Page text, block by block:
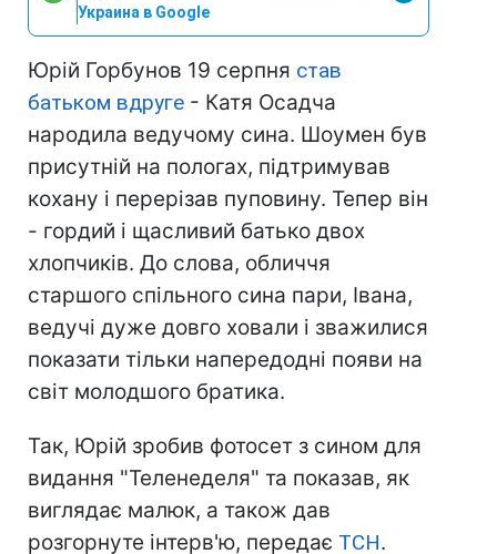
Украина в Google
Юрій Горбунов 19 серпня став
батьком вдруге - Катя Осадча
народила ведучому сина. Шоумен був
присутній на пологах, підтримував
кохану і перерізав пуповину. Тепер він
- гордий і щасливий батько двох
хлопчиків. До слова, обличчя
старшого спільного сина пари, Івана,
ведучі дуже довго ховали і зважилися
показати тільки напередодні появи на
світ молодшого братика.
Так, Юрій зробив фотосет з сином для
видання "Теленеделя" та показав, як
виглядає малюк, а також дав
розгорнуте інтерв'ю, передає ТСН.